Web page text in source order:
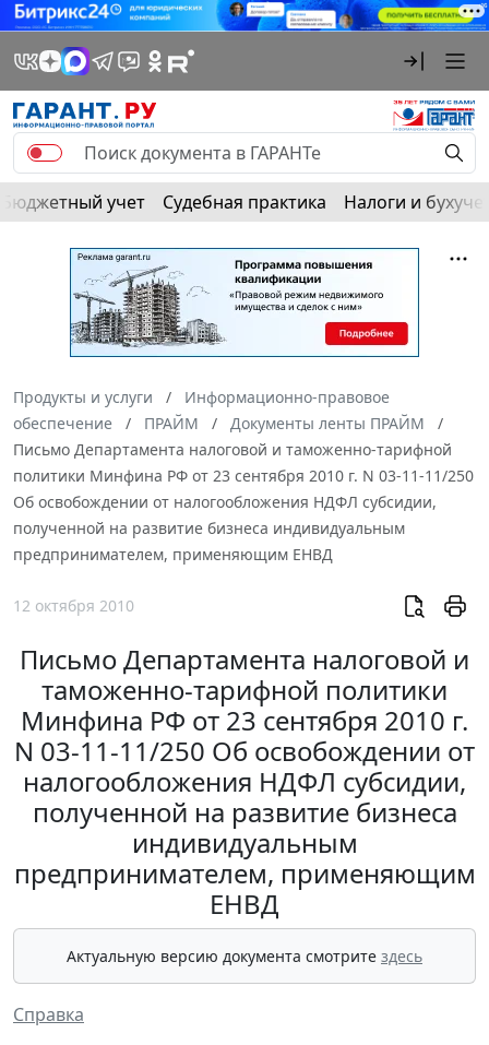
Бюджетный учет Судебная практика Налоги и
Продукты и услуги
Информационно-правовое
обеспечение
ПРАЙМ
Документы ленты ПРАЙМ
Письмо Департамента налоговой и таможенно-тарифной
политики Минфина РФ от 23 сентября 2010 г. N 03-11-11/250
Об освобождении от налогообложения НДФЛ субсидии,
полученной на развитие бизнеса индивидуальным
предпринимателем, применяющим ЕНВД
12 октября 2010
Письмо Департамента налоговой и
таможенно-тарифной политики
Минфина РФ от 23 сентября 2010 г.
N 03-11-11/250 Об освобождении от
налогообложения НДФЛ субсидии,
полученной на развитие бизнеса
индивидуальным
предпринимателем, применяющим
ЕНВД
Актуальную версию документа смотрите здесь
Справка